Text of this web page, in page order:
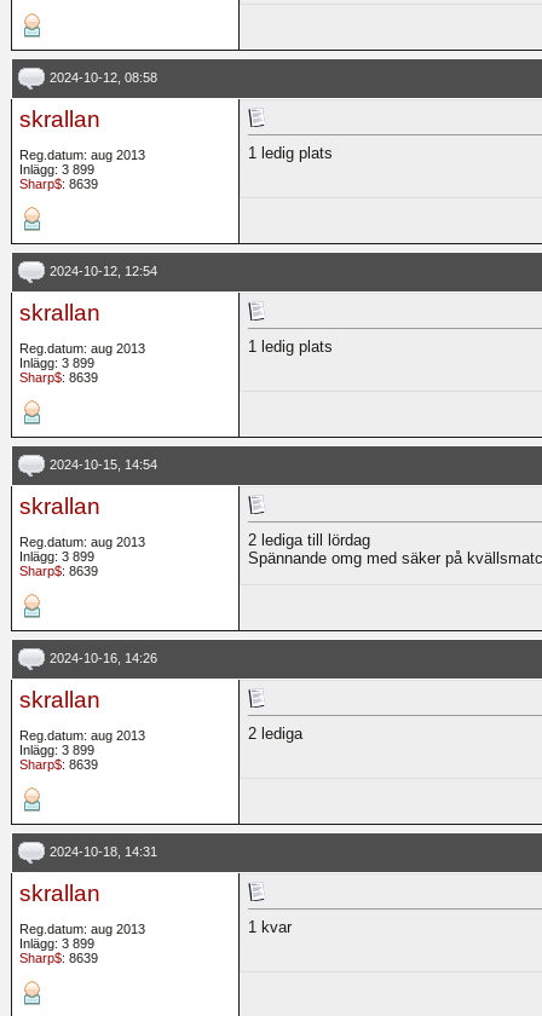
2024-10-12, 08:58
skrallan
Reg.datum: aug 2013
Inlägg: 3 899
Sharp$: 8639
1 ledig plats
2024-10-12, 12:54
skrallan
Reg.datum: aug 2013
Inlägg: 3 899
Sharp$: 8639
1 ledig plats
2024-10-15, 14:54
skrallan
Reg.datum: aug 2013
Inlägg: 3 899
Sharp$: 8639
2 lediga till lördag
Spännande omg med säker på
2024-10-16, 14:26
skrallan
Reg.datum: aug 2013
Inlägg: 3 899
Sharp$: 8639
2 lediga
2024-10-18, 14:31
skrallan
Reg.datum: aug 2013
Inlägg: 3 899
Sharp$: 8639
1 kvar